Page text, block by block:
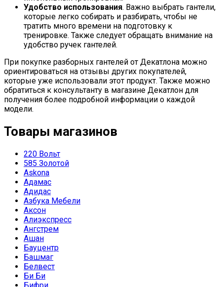
Удобство использования. Важно выбрать гантели,
которые легко собирать и разбирать, чтобы не
тратить много времени на подготовку к
тренировке. Также следует обращать внимание на
удобство ручек гантелей.
При покупке разборных гантелей от Декатлона можно
ориентироваться на отзывы других покупателей,
которые уже использовали этот продукт. Также можно
обратиться к консультанту в магазине Декатлон для
получения более подробной информации о каждой
модели.
Товары магазинов
220 Вольт
585 Золотой
Askona
Адамас
Адидас
Азбука Мебели
Аксон
Алиэкспресс
Ангстрем
Ашан
Бауцентр
Башмаг
Белвест
Би Би